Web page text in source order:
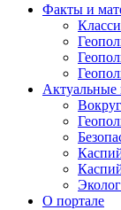
Факты и
О портале